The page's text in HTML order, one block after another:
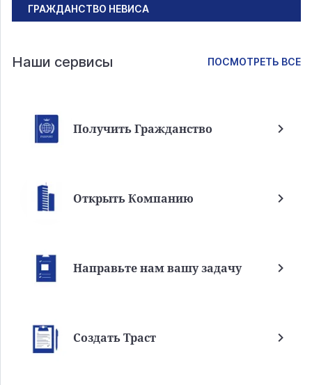
ГРАЖДАНСТВО НЕВИСА
Наши сервисы ПОСМОТРЕТЬ ВСЕ
Получить Гражданство
Открыть Компанию
Направьте нам вашу задачу
Создать Траст